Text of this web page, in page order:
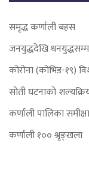
समृद्ध कर्णाली बहस
जनयुद्धदेखि धनयुद्धसम्म
कोरोना (कोभिड-१९)
सोती घटनाको
कर्णाली पालिका समीक्षा
कर्णाली १०० श्रृङ्खला